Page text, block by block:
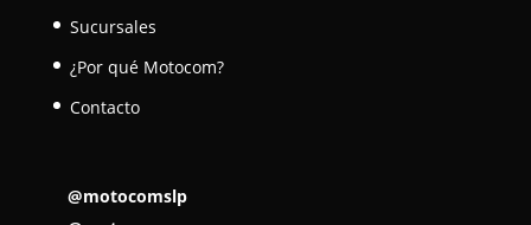
Sucursales
¿Por qué Motocom?
Contacto
@motocomslp